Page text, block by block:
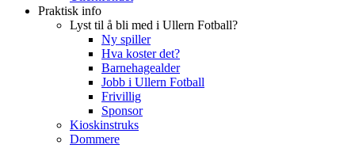
Praktisk info
Lyst til å bli med i Ullern Fotball?
Ny spiller
Hva koster det?
Barnehagealder
Jobb i Ullern Fotball
Frivillig
Sponsor
Kioskinstruks
Dommere